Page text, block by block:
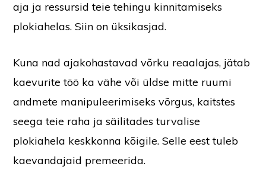
aja ja ressursid teie tehingu kinnitamiseks
plokiahelas. Siin on üksikasjad.
Kuna nad ajakohastavad võrku reaalajas, jätab
kaevurite töö ka vähe või üldse mitte ruumi
andmete manipuleerimiseks võrgus, kaitstes
seega teie raha ja säilitades turvalise
plokiahela keskkonna kõigile. Selle eest tuleb
kaevandajaid premeerida.